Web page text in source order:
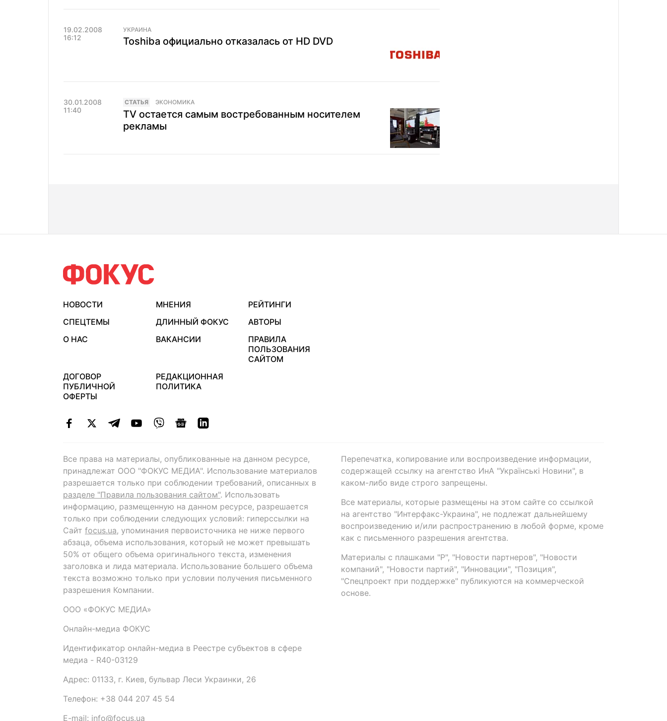
19.02.2008
16:12
УКРАИНА
Toshiba официально отказалась от HD DVD
30.01.2008
11:40
CТАТЬЯ ЭКОНОМИКА
TV остается самым востребованным носителем
рекламы
НОВОСТИ МНЕНИЯ
РЕЙТИНГИ
СПЕЦТЕМЫ
ДЛИННЫЙ ФОКУС
АВТОРЫ
О НАС
ВАКАНСИИ
ПРАВИЛА
ПОЛЬЗОВАНИЯ
САЙТОМ
ДОГОВОР
ПУБЛИЧНОЙ
ОФЕРТЫ
РЕДАКЦИОННАЯ
ПОЛИТИКА
Все права на материалы, опубликованные на данном ресурсе,
принадлежат ООО "ФОКУС МЕДИА". Использование материалов
разрешается только при соблюдении требований, описанных в
разделе "Правила пользования сайтом". Использовать
информацию, размещенную на данном ресурсе, разрешается
только при соблюдении следующих условий: гиперссылки на
Сайт focus.ua, упоминания первоисточника не ниже первого
абзаца, объема использования, который не может превышать
50% от общего объема оригинального текста, изменения
заголовка и лида материала. Использование большего объема
текста возможно только при условии получения письменного
разрешения Компании.
ООО «ФОКУС МЕДИА»
Онлайн-медиа ФОКУС
Идентификатор онлайн-медиа в Реестре субъектов в сфере
медиа - R40-03129
Адрес: 01133, г. Киев, бульвар Леси Украинки, 26
Телефон: +38 044 207 45 54
E-mail: info@focus.ua
Перепечатка, копирование или воспроизведение информации,
содержащей ссылку на агентство ИнА "Українські Новини", в
каком-либо виде строго запрещены.
Все материалы, которые размещены на этом сайте со ссылкой
на агентство "Интерфакс-Украина", не подлежат дальнейшему
воспроизведению и/или распространению в любой форме, кроме
как с письменного разрешения агентства.
Материалы с плашками "Р", "Новости партнеров", "Новости
компаний", "Новости партий", "Инновации", "Позиция",
"Спецпроект при поддержке" публикуются на коммерческой
основе.